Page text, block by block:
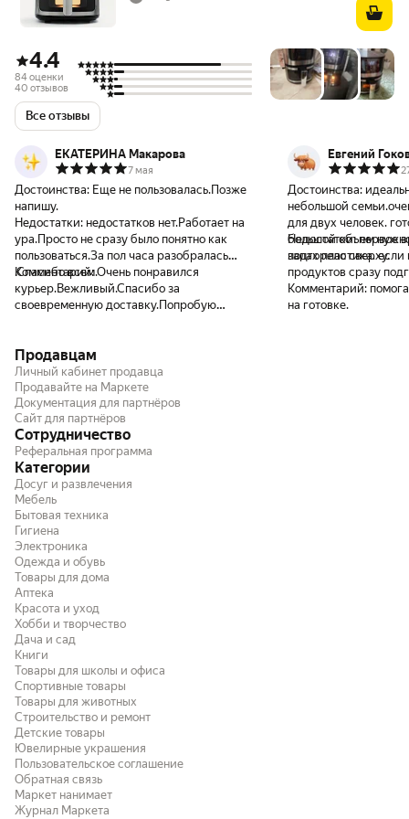
4.4
84 оценки
40 отзывов
Все отзывы
ЕКАТЕРИНА Макарова
7 мая
Достоинства: Еще не пользовалась.Позже
напишу.
Недостатки: недостатков нет.Работает на
ура.Просто не сразу было понятно как
пользоваться.За пол часа разобралась
.Спасибо всем.
Комментарий: Очень понравился
курьер.Вежливый.Спасибо за
своевременную доставку.Попробую
Евгений
Достоинства:
небольшой
для двух человек.
большой объем
подгорело сверху.
Недостатки: первое
запах пластика.
продуктов сразу
Комментарий:
на готовке.
Продавцам
Личный кабинет продавца
Продавайте на Маркете
Документация для партнёров
Сайт для партнёров
Сотрудничество
Реферальная программа
Категории
Досуг и развлечения
Мебель
Бытовая техника
Гигиена
Электроника
Одежда и обувь
Товары для дома
Аптека
Красота и уход
Хобби и творчество
Дача и сад
Книги
Товары для школы и офиса
Спортивные товары
Товары для животных
Строительство и ремонт
Детские товары
Ювелирные украшения
Пользовательское соглашение
Обратная связь
Маркет нанимает
Журнал Маркета